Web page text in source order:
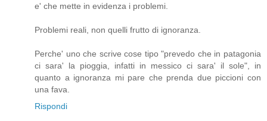
e' che mette in evidenza i problemi.
Problemi reali, non quelli frutto di ignoranza.
Perche' uno che scrive cose tipo "prevedo che in patagonia
ci sara' la pioggia, infatti in messico ci sara' il sole", in
quanto a ignoranza mi pare che prenda due piccioni con
una fava.
Rispondi